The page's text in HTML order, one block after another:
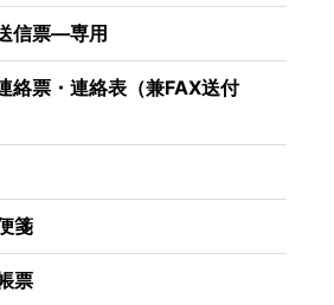
信票―専用
絡票・連絡表（兼FAX送付
箋
票